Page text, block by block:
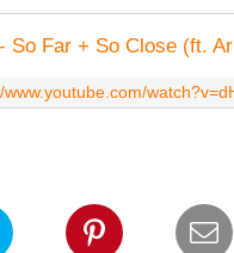
So Far + So Close (ft.
www.youtube.com/